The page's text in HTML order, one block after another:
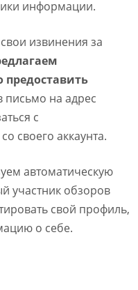
информации.
извинения за
предоставить
письмо на адрес
с
своего аккаунта.
автоматическую
участник обзоров
свой профиль,
о себе.